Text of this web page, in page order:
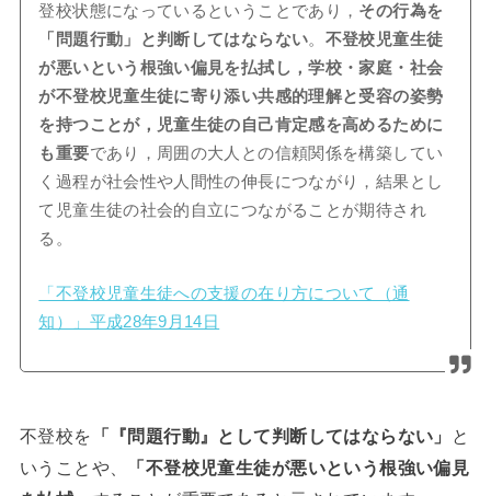
登校状態になっているということであり， その行為を
「問題行動」と判断してはならない。 不登校児童生徒
が悪いという根強い偏見を払拭し，学校・家庭・社会
が不登校児童生徒に寄り添い共感的理解と受容の姿勢
を持つことが，児童生徒の自己肯定感を高めるために
も重要であり，周囲の大人との信頼関係を構築してい
く過程が社会性や人間性の伸長につながり，結果とし
て児童生徒の社会的自立につながることが期待され
る。
「不登校児童生徒への支援の在り方について（通
知）」平成28年9月14日
不登校を 「『問題行動』として判断してはならない」
と
いうことや、
「不登校児童生徒が悪いという根強い偏見